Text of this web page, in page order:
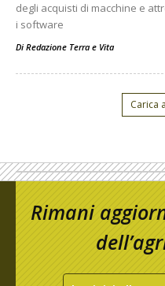
degli acquisti di macchine e
i software
Di Redazione Terra e Vita
Carica
Rimani